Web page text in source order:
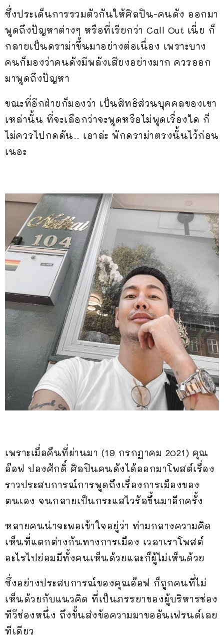
ซึ่งประเด็นการรวมตัวกันให้ศิลปิน-คนดัง ออกมา
พูดถึงปัญหาต่างๆ หรือที่เรียกว่า Call Out เนี่ย ก็
กลายเป็นดราม่าขึ้นมาอย่างต่อเนื่อง เพราะบาง
คนก็มองว่าคนดังมีพลังเสียงอย่างมาก ควรออก
มาพูดถึงปัญหา
ขณะที่อีกฝ่ายก็มองว่า เป็นสิทธิส่วนบุคคลของเขา
เหล่านั้น ที่จะเลือกว่าจะพูดหรือไม่พูดเรื่องใด ก็
ไม่ควรไปกดดัน.. เอาล่ะ พักดราม่าตรงนั้นไว้ก่อน
เนอะ
เพราะเมื่อคืนที่ผ่านมา (19 กรกฏาคม 2021) คุณ
อ๊อฟ ปองศักดิ์ ศิลปินคนดังได้ออกมาโพสต์เรื่อง
ราวประสบการณ์การพูดถึงเรื่องการเมืองของ
ตนเอง จนกลายเป็นกระแสไวรัลขึ้นมาอีกครั้ง
หลายคนน่าจะพอเข้าใจอยู่ว่า ท่ามกลางความคิด
เห็นที่แตกต่างกันทางการเมือง เวลาเราโพสต์
อะไรไปย่อมมีทั้งคนเห็นด้วยและก็ผู้ไม่เห็นด้วย
ซึ่งอย่างประสบการณ์ของคุณอ๊อฟ ก็ถูกคนที่ไม่
เห็นด้วยกับแนวคิด ที่เป็นภรรยาของผู้บริหารช่อง
ทีวีช่องหนึ่ง ถึงขั้นส่งข้อความมาขออันเฟรนด์เลย
ทีเดียว